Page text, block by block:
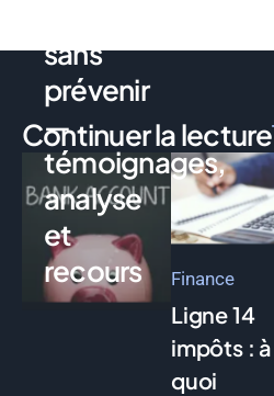
Continuer la lecture
sans
prévenir
—
témoignages,
analyse
et
recours
Finance
Ligne 14
impôts : à
quoi